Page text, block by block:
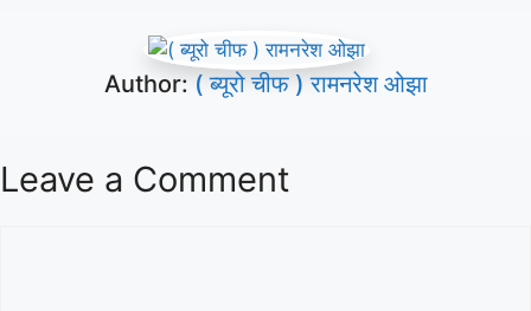
Author: ( ब्यूरो चीफ ) रामनरेश ओझा
Leave a Comment